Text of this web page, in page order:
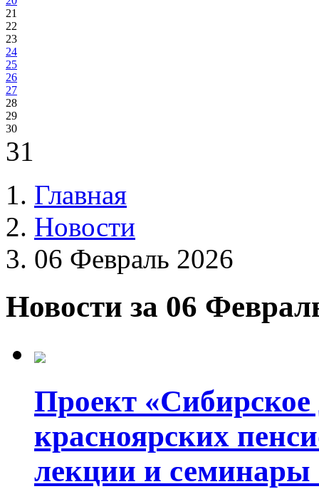
21
22
23
24
25
26
27
28
29
30
31
Главная
Новости
06 Февраль 2026
Новости за 06
Проект «Сибирское
красноярских
лекции и семинары